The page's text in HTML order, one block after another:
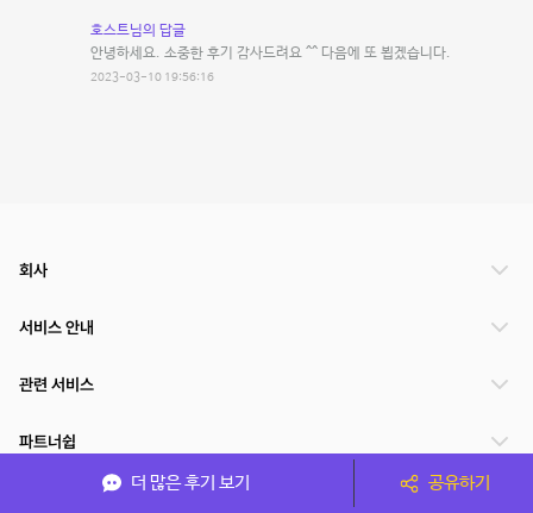
호스트님의 답글
안녕하세요. 소중한 후기 감사드려요 ^^ 다음에 또 뵙겠습니다.
2023-03-10 19:56:16
더 많은 후기 보기 공유하기
회사
서비스 안내
관련 서비스
파트너쉽
서비스 제공 국가